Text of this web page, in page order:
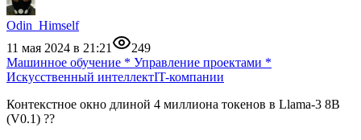
Odin_Himself
11 мая 2024 в 21:21
249
Машинное обучение * Управление проектами *
Искусственный интеллектIT-компании
Контекстное окно длиной 4 миллиона токенов в Llama-3 8B
(V0.1) ?‍?